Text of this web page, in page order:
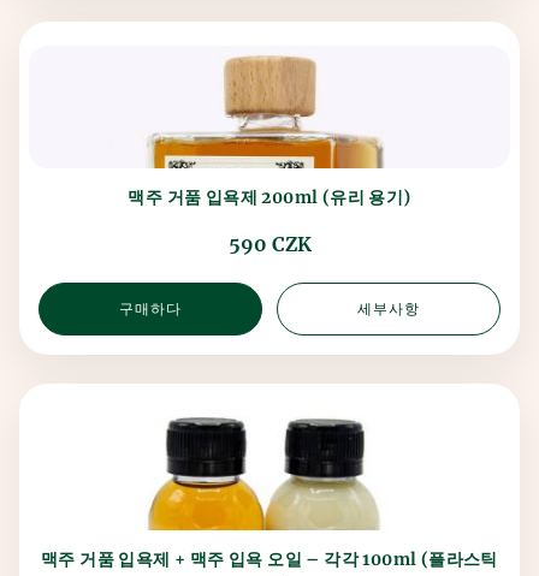
맥주 거품 입욕제 200ml (유리 용기)
590 CZK
구매하다 세부사항
맥주 거품 입욕제 + 맥주 입욕 오일 – 각각 100ml (플라스틱